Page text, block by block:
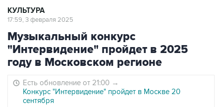
КУЛЬТУРА
17:59, 3 февраля 2025
Музыкальный конкурс
"Интервидение" пройдет в 2025
году в Московском регионе
Есть обновление от 21:00 →
Конкурс "Интервидение" пройдет в Москве 20
сентября